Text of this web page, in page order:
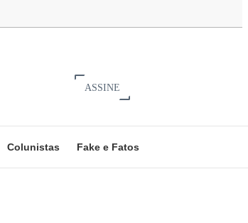
ASSINE
Colunistas Fake e Fatos